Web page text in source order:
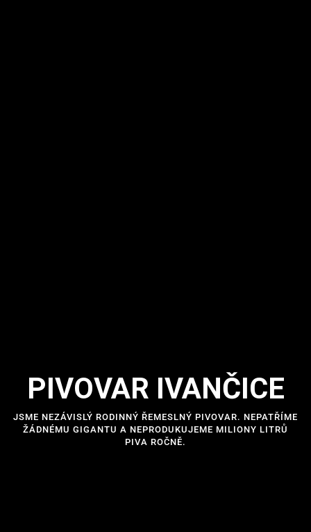
PIVOVAR IVANČICE
JSME NEZÁVISLÝ RODINNÝ ŘEMESLNÝ PIVOVAR. NEPATŘÍME
ŽÁDNÉMU GIGANTU A NEPRODUKUJEME MILIONY LITRŮ
PIVA ROČNĚ.